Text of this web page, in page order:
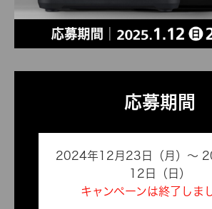
応募期間
2024年12月23日（月）～
12日（日）
キャンペーンは終了しま